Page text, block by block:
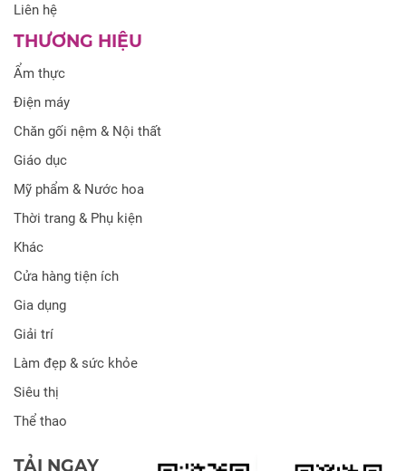
Liên hệ
THƯƠNG HIỆU
Ẩm thực
Điện máy
Chăn gối nệm & Nội thất
Giáo dục
Mỹ phẩm & Nước hoa
Thời trang & Phụ kiện
Khác
Cửa hàng tiện ích
Gia dụng
Giải trí
Làm đẹp & sức khỏe
Siêu thị
Thể thao
TẢI NGAY